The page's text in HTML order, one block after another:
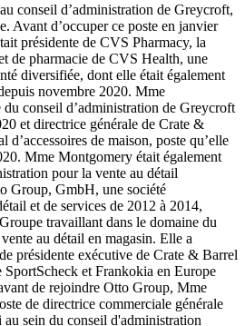
conseil d’administration de Greycroft,
Avant d’occuper ce poste en janvier
présidente de CVS Pharmacy, la
de pharmacie de CVS Health, une
diversifiée, dont elle était également
novembre 2020. Mme
du conseil d’administration de Greycroft
et directrice générale de Crate &
de maison, poste qu’elle
Mme Montgomery était également
pour la vente au détail
Group, GmbH, une société
et de services de 2012 à 2014,
travaillant dans le domaine du
au détail en magasin. Elle a
présidente exécutive de Crate & Barrel
et Frankokia en Europe
de rejoindre Otto Group, Mme
de directrice commerciale générale
sein du conseil d'administration